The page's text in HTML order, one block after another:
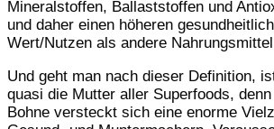
Mineralstoffen, Ballaststoffen und
und daher einen höheren
Wert/Nutzen als andere
Und geht man nach dieser Definition,
quasi die Mutter aller Superfoods,
Bohne versteckt sich eine enorme